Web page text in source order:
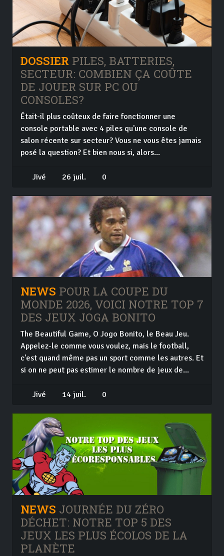
DOSSIER PILES, BATTERIES,
SECTEUR: COMBIEN ÇA COÛTE
DE JOUER SUR PC OU
CONSOLES?
Était-il plus coûteux de faire fonctionner une
console portable avec 4 piles qu'une console de
salon récente sur secteur? Vous ne vous êtes jamais
posé la question? Et bien nous si, alors...
Jivé 26 juil. 0
NEWS POUR LA COUPE DU
MONDE 2026, VOICI NOTRE TOP 7
DES JEUX JOGA BONITO
The Beautiful Game, O Jogo Bonito, le Beau Jeu.
Appelez-le comme vous voulez, mais le football,
c'est quand même pas un sport comme les autres. Et
si on ne peut pas estimer le nombre de jeux de...
Jivé 14 juil. 0
NEWS JOURNÉE DU ZÉRO
DÉCHET: NOTRE TOP 5 DES
JEUX LES PLUS ÉCOLOS DE LA
PLANÈTE